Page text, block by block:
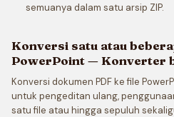
semuanya dalam satu arsip ZIP.
Konversi satu atau
PowerPoint — Konverter
Konversi dokumen PDF ke file
untuk pengeditan ulang,
satu file atau hingga sepuluh